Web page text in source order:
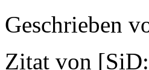
Geschrieben
Zitat von [SiD: